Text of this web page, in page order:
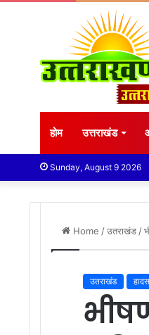
होम उत्तराखंड
Sunday, August 9 2026
Home /उतराखंड /
उतराखंड